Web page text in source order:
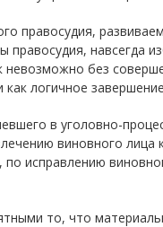
правосудия,
правосудия, навсегда
невозможно без
логичное
в уголовно-
виновного лица
по исправлению
то, что